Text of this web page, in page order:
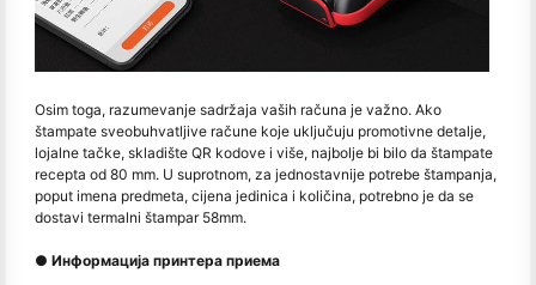
Osim toga, razumevanje sadržaja vaših računa je važno. Ako
štampate sveobuhvatljive račune koje uključuju promotivne detalje,
lojalne tačke, skladište QR kodove i više, najbolje bi bilo da štampate
recepta od 80 mm. U suprotnom, za jednostavnije potrebe štampanja,
poput imena predmeta, cijena jedinica i količina, potrebno je da se
dostavi termalni štampar 58mm.
● Информација принтера приема